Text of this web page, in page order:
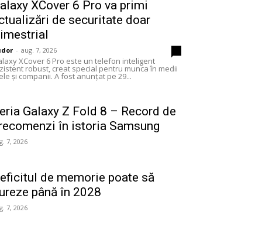
XCover 6 Pro va primi
de securitate doar
- aug. 7, 2026
XCover 6 Pro este un telefon inteligent
robust, creat special pentru munca în medii
și companii. A fost anunțat pe 29...
Galaxy Z Fold 8 – Record de
în istoria Samsung
7, 2026
de memorie poate să
până în 2028
7, 2026